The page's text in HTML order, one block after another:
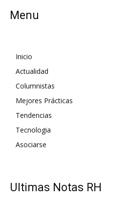
Menu
Inicio
Actualidad
Columnistas
Mejores Prácticas
Tendencias
Tecnologia
Asociarse
UItimas Notas RH